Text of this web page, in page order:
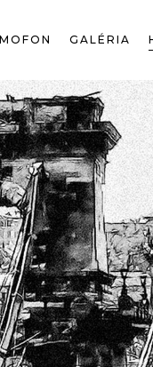
GALÉRIA